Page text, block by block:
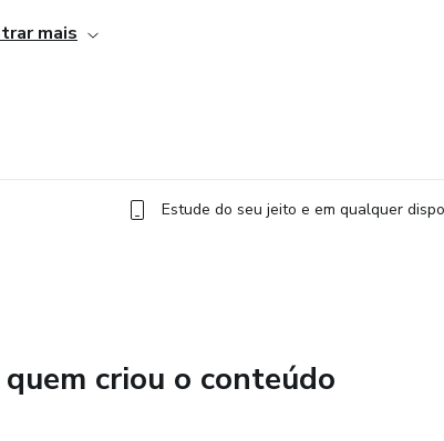
(A Ferida que se Torna o Dom): Uma vez que você
mais
Estude do seu jeito e em qualquer
criou o conteúdo